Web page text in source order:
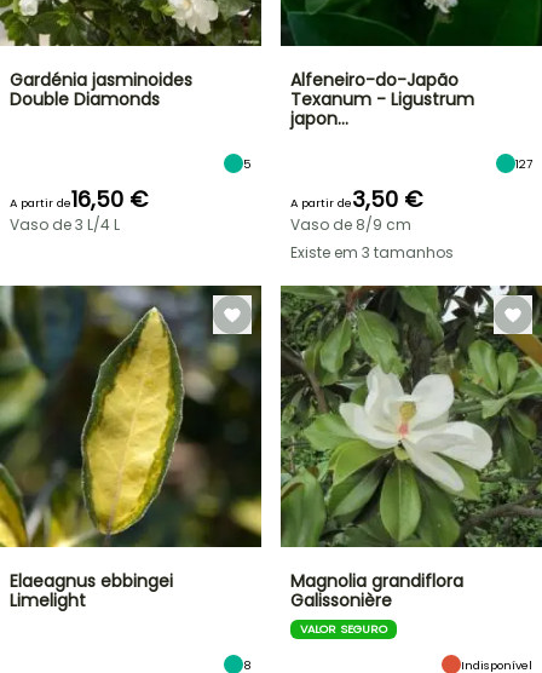
Gardénia jasminoides
Double Diamonds
5
A partir de16,50 €
Vaso de 3 L/4 L
Alfeneiro-do-Japão
Texanum - Ligustrum
japon…
127
A partir de3,50 €
Vaso de 8/9 cm
Existe em 3 tamanhos
Elaeagnus ebbingei
Limelight
8
Magnolia grandiflora
Galissonière
VALOR SEGURO
Indisponível